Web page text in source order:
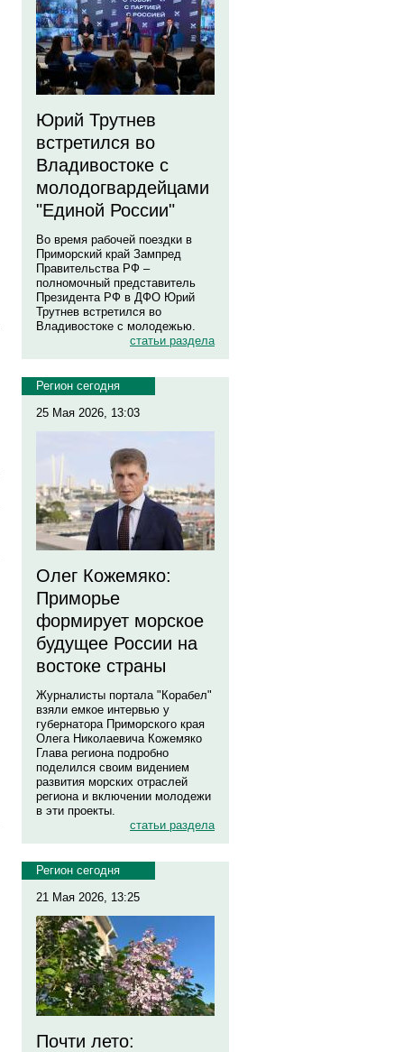
Юрий Трутнев
встретился во
Владивостоке с
молодогвардейцами
"Единой России"
Во время рабочей поездки в
Приморский край Зампред
Правительства РФ –
полномочный представитель
Президента РФ в ДФО Юрий
Трутнев встретился во
Владивостоке с молодежью.
статьи раздела
Регион сегодня
25 Мая 2026, 13:03
Олег Кожемяко:
Приморье
формирует морское
будущее России на
востоке страны
Журналисты портала "Корабел"
взяли емкое интервью у
губернатора Приморского края
Олега Николаевича Кожемяко
Глава региона подробно
поделился своим видением
развития морских отраслей
региона и включении молодежи
в эти проекты.
статьи раздела
Регион сегодня
21 Мая 2026, 13:25
Почти лето: